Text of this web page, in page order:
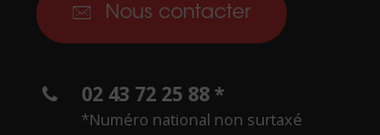
Nous contacter
02 43 72 25 88 *
*Numéro national non surtaxé